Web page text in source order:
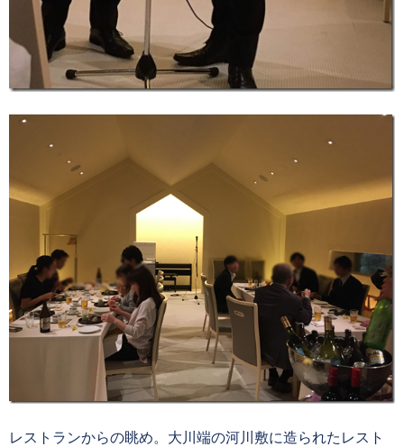
レストランからの眺め。大川端の河川敷に造られたレスト